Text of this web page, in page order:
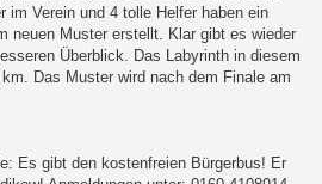
im Verein und 4 tolle Helfer haben ein
neuen Muster erstellt. Klar gibt es wieder
Überblick. Das Labyrinth in diesem
Das Muster wird nach dem Finale am
Es gibt den kostenfreien Bürgerbus! Er